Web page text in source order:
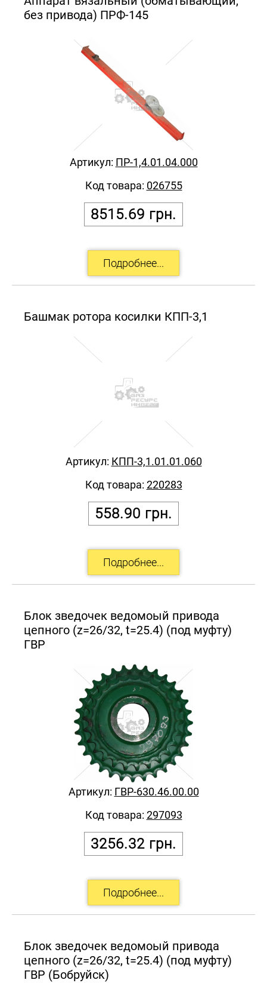
без привода) ПРФ-145
8515.69 грн.
Артикул: ПР-1,4.01.04.000
Код товара: 026755
Башмак ротора косилки КПП-3,1
558.90 грн.
Артикул: КПП-3,1.01.01.060
Код товара: 220283
Блок зведочек ведомоый привода
цепного (z=26/32, t=25.4) (под муфту)
ГВР
3256.32 грн.
Артикул: ГВР-630.46.00.00
Код товара: 297093
Блок зведочек ведомоый привода
цепного (z=26/32, t=25.4) (под муфту)
ГВР (Бобруйск)